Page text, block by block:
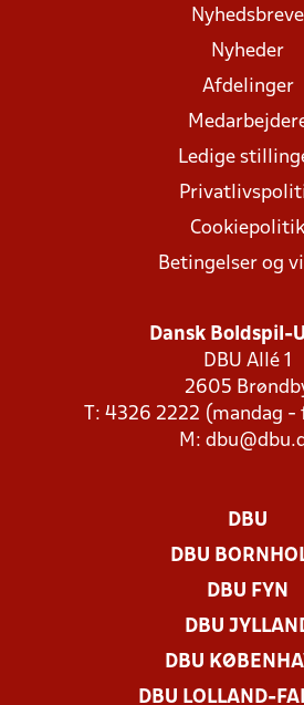
Nyhedsbreve
Nyheder
Afdelinger
Ledige
Cookiepolitik
Betingelser og
Dansk Boldspil-
DBU Allé 1
2605
T: 4326 2222 (mandag
M:
DBU
DBU
DBU FYN
DBU
DBU
DBU LOLLAND-